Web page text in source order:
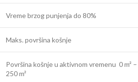
Vreme brzog punjenja do 80%
Maks. površina košnje
Površina košnje u aktivnom vremenu 0 m² –
250 m²